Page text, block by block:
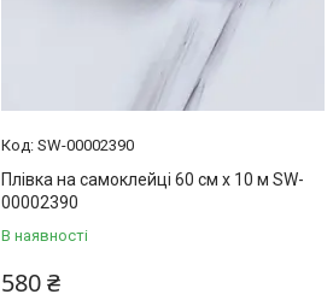
SW-00002390
Плівка на самоклейці 60 см х 10 м SW-
00002390
В наявності
580 ₴